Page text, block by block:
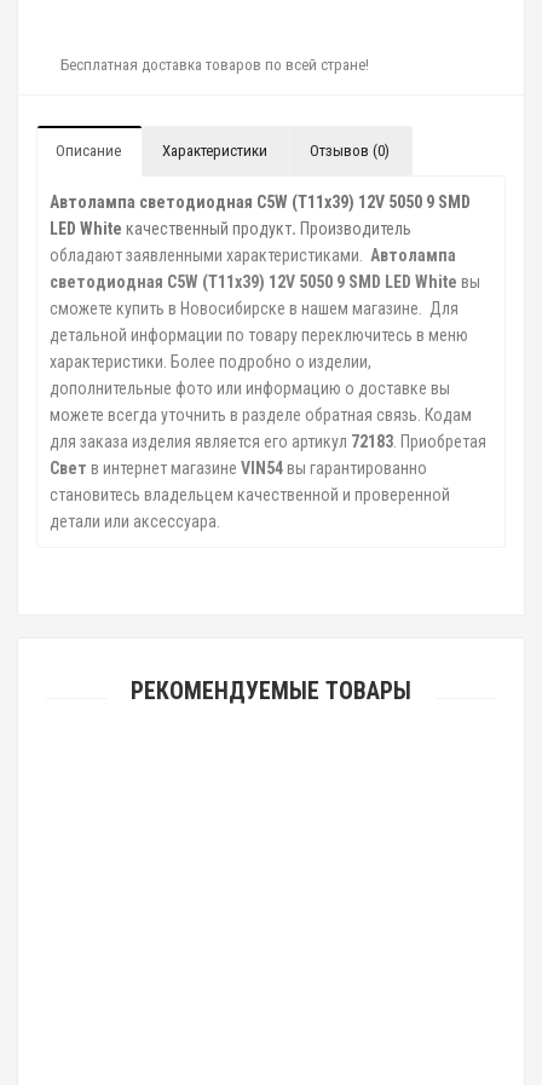
Бесплатная доставка товаров по всей стране!
Описание Характеристики Отзывов (0)
Автолампа светодиодная C5W (T11x39) 12V 5050 9 SMD
LED White качественный продукт. Производитель
обладают заявленными характеристиками.
Автолампа
светодиодная C5W (T11x39) 12V 5050 9 SMD LED White вы
сможете купить в Новосибирске в нашем магазине. Для
детальной информации по товару переключитесь в меню
характеристики. Более подробно о изделии,
дополнительные фото или информацию о доставке вы
можете всегда уточнить в разделе обратная связь. Кодам
для заказа изделия является его артикул 72183 . Приобретая
Свет в интернет магазине VIN54вы гарантированно
становитесь владельцем качественной и проверенной
детали или аксессуара.
РЕКОМЕНДУЕМЫЕ ТОВАРЫ